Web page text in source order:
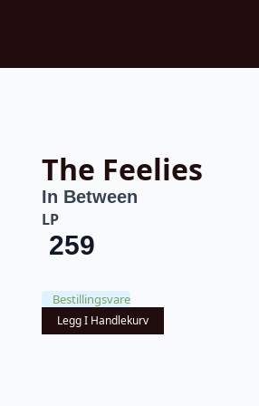
The Feelies
In Between
LP
259
Bestillingsvare
Legg I Handlekurv